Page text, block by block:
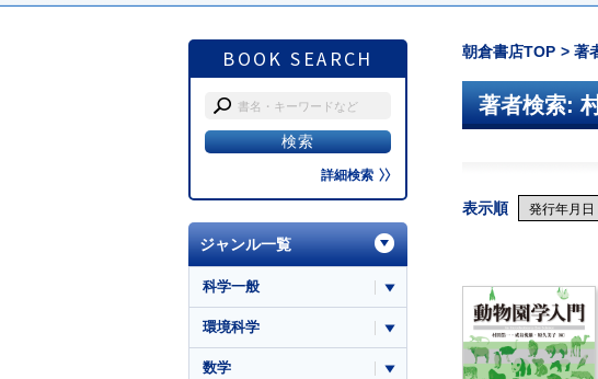
BOOK SEARCH
詳細検索
朝倉書店TOP 著
著者検索:
表示順
ジャンル一覧
科学一般
環境科学
数学